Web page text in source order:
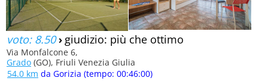
voto: 8.50› giudizio: più che ottimo
Via Monfalcone 6,
Grado (GO), Friuli Venezia Giulia
54.0 km da Gorizia (tempo: 00:46:00)